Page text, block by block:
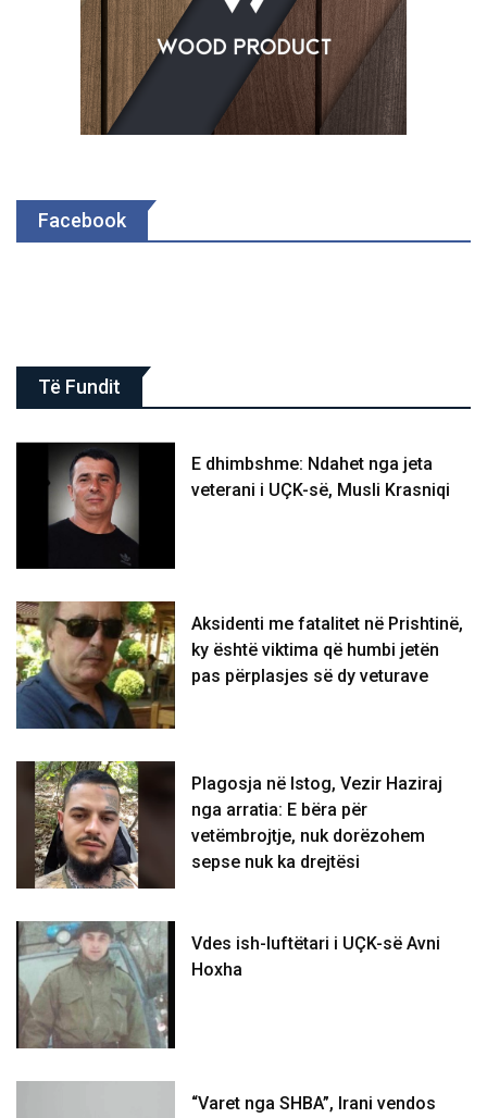
Facebook
Të Fundit
E dhimbshme: Ndahet nga jeta
veterani i UÇK-së, Musli Krasniqi
Aksidenti me fatalitet në Prishtinë,
ky është viktima që humbi jetën
pas përplasjes së dy veturave
Plagosja në Istog, Vezir Haziraj
nga arratia: E bëra për
vetëmbrojtje, nuk dorëzohem
sepse nuk ka drejtësi
Vdes ish-luftëtari i UÇK-së Avni
Hoxha
“Varet nga SHBA”, Irani vendos